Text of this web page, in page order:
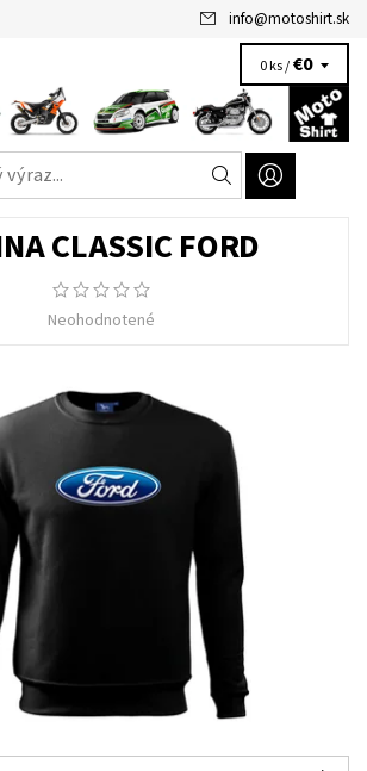
info@motoshirt.sk
0 ks /€0
CLASSIC FORD
Neohodnotené